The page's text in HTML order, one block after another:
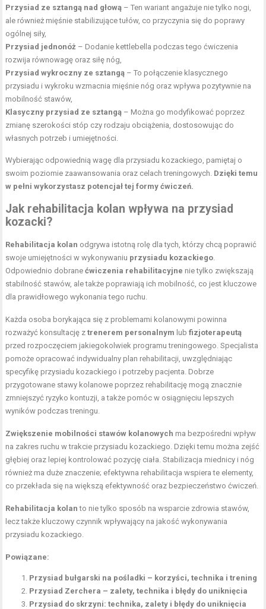
Przysiad ze sztangą nad głową – Ten wariant angażuje nie tylko nogi,
ale również mięśnie stabilizujące tułów, co przyczynia się do poprawy
ogólnej siły,
Przysiad jednonóż – Dodanie kettlebella podczas tego ćwiczenia
rozwija równowagę oraz siłę nóg,
Przysiad wykroczny ze sztangą – To połączenie klasycznego
przysiadu i wykroku wzmacnia mięśnie nóg oraz wpływa pozytywnie na
mobilność stawów,
Klasyczny przysiad ze sztangą – Można go modyfikować poprzez
zmianę szerokości stóp czy rodzaju obciążenia, dostosowując do
własnych potrzeb i umiejętności.
Wybierając odpowiednią wagę dla przysiadu kozackiego, pamiętaj o
swoim poziomie zaawansowania oraz celach treningowych. Dzięki temu
w pełni wykorzystasz potencjał tej formy ćwiczeń.
Jak rehabilitacja kolan wpływa na przysiad
kozacki?
Rehabilitacja kolan odgrywa istotną rolę dla tych, którzy chcą poprawić
swoje umiejętności w wykonywaniu przysiadu kozackiego
Odpowiednio dobranećwiczenia rehabilitacyjne nie tylko zwiększają
stabilność stawów, ale także poprawiają ich mobilność, co jest kluczowe
dla prawidłowego wykonania tego ruchu.
Każda osoba borykająca się z problemami kolanowymi powinna
rozważyć konsultację ztrenerem personalnym lubfizjoterapeutą
przed rozpoczęciem jakiegokolwiek programu treningowego. Specjalista
pomoże opracować indywidualny plan rehabilitacji, uwzględniając
specyfikę przysiadu kozackiego i potrzeby pacjenta. Dobrze
przygotowane stawy kolanowe poprzez rehabilitację mogą znacznie
zmniejszyć ryzyko kontuzji, a także pomóc w osiągnięciu lepszych
wyników podczas treningu.
Zwiększenie mobilności stawów kolanowych ma bezpośredni wpływ
na zakres ruchu w trakcie przysiadu kozackiego. Dzięki temu można zejść
głębiej oraz lepiej kontrolować pozycję ciała. Stabilizacja miednicy i nóg
również ma duże znaczenie; efektywna rehabilitacja wspiera te elementy,
co przekłada się na większą efektywność oraz bezpieczeństwo ćwiczeń.
Rehabilitacja kolan to nie tylko sposób na wsparcie zdrowia stawów,
lecz także kluczowy czynnik wpływający na jakość wykonywania
przysiadu kozackiego.
Powiązane:
Przysiad bułgarski na pośladki – korzyści, technika i trening
Przysiad Zerchera – zalety, technika i błędy do uniknięcia
Przysiad do skrzyni: technika, zalety i błędy do uniknięcia